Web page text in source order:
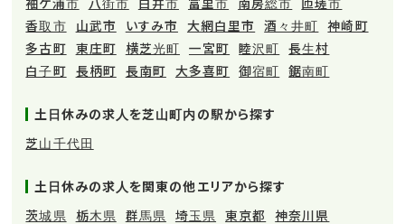
袖ケ浦市
八街市 白井市 富里市 南房総市
匝瑳市
香取市
山武市 いすみ市 大網白里市 酒々井町
神崎町
多古町
東庄町 横芝光町 一宮町 睦沢町
長生村
白子町
長柄町 長南町 大多喜町 御宿町 鋸南町
土日休みの求人を芝山町内の駅から探す
芝山千代田
土日休みの求人を関東の他エリアから探す
茨城県
栃木県 群馬県 埼玉県 東京都 神奈川県